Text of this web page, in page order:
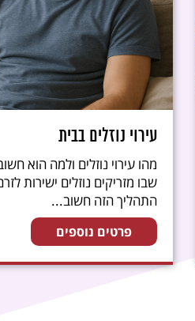
עירוי נוזלים בבית
מהו עירוי נוזלים ולמה הוא
שבו מזריקים נוזלים ישירות
התהליך הזה חשוב...
פרטים נוספים